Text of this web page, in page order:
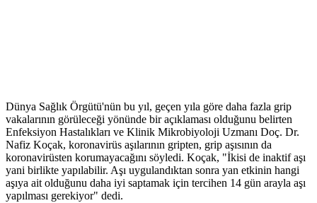
Dünya Sağlık Örgütü'nün bu yıl, geçen yıla göre daha fazla grip
vakalarının görüleceği yönünde bir açıklaması olduğunu belirten
Enfeksiyon Hastalıkları ve Klinik Mikrobiyoloji Uzmanı Doç. Dr.
Nafiz Koçak, koronavirüs aşılarının gripten, grip aşısının da
koronavirüsten korumayacağını söyledi. Koçak, "İkisi de inaktif aşı
yani birlikte yapılabilir. Aşı uygulandıktan sonra yan etkinin hangi
aşıya ait olduğunu daha iyi saptamak için tercihen 14 gün arayla aşı
yapılması gerekiyor" dedi.